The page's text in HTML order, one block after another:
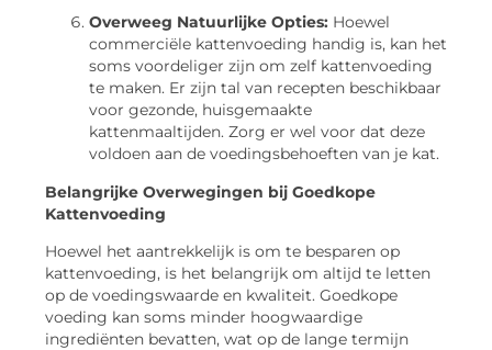
Overweeg Natuurlijke Opties: Hoewel
commerciële kattenvoeding handig is, kan het
soms voordeliger zijn om zelf kattenvoeding
te maken. Er zijn tal van recepten beschikbaar
voor gezonde, huisgemaakte
kattenmaaltijden. Zorg er wel voor dat deze
voldoen aan de voedingsbehoeften van je kat.
Belangrijke Overwegingen bij Goedkope
Kattenvoeding
Hoewel het aantrekkelijk is om te besparen op
kattenvoeding, is het belangrijk om altijd te letten
op de voedingswaarde en kwaliteit. Goedkope
voeding kan soms minder hoogwaardige
ingrediënten bevatten, wat op de lange termijn